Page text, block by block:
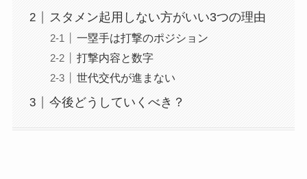
スタメン起用しない方がいい3つの理由
一塁手は打撃のポジション
打撃内容と数字
世代交代が進まない
今後どうしていくべき？